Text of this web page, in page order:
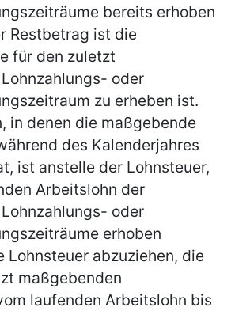
bereits erhoben
Restbetrag ist die
für den zuletzt
oder
zu erheben ist.
in denen die maßgebende
des Kalenderjahres
ist anstelle der Lohnsteuer,
Arbeitslohn der
oder
erhoben
Lohnsteuer abzuziehen, die
maßgebenden
laufenden Arbeitslohn bis